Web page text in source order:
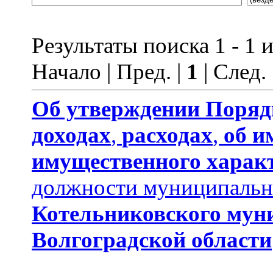
Результаты поиска 1 - 1
Начало | Пред. | 1 |
Об утверждении
доходах, расходах, об
имущественного
должности
Котельниковского
Волгоградской области